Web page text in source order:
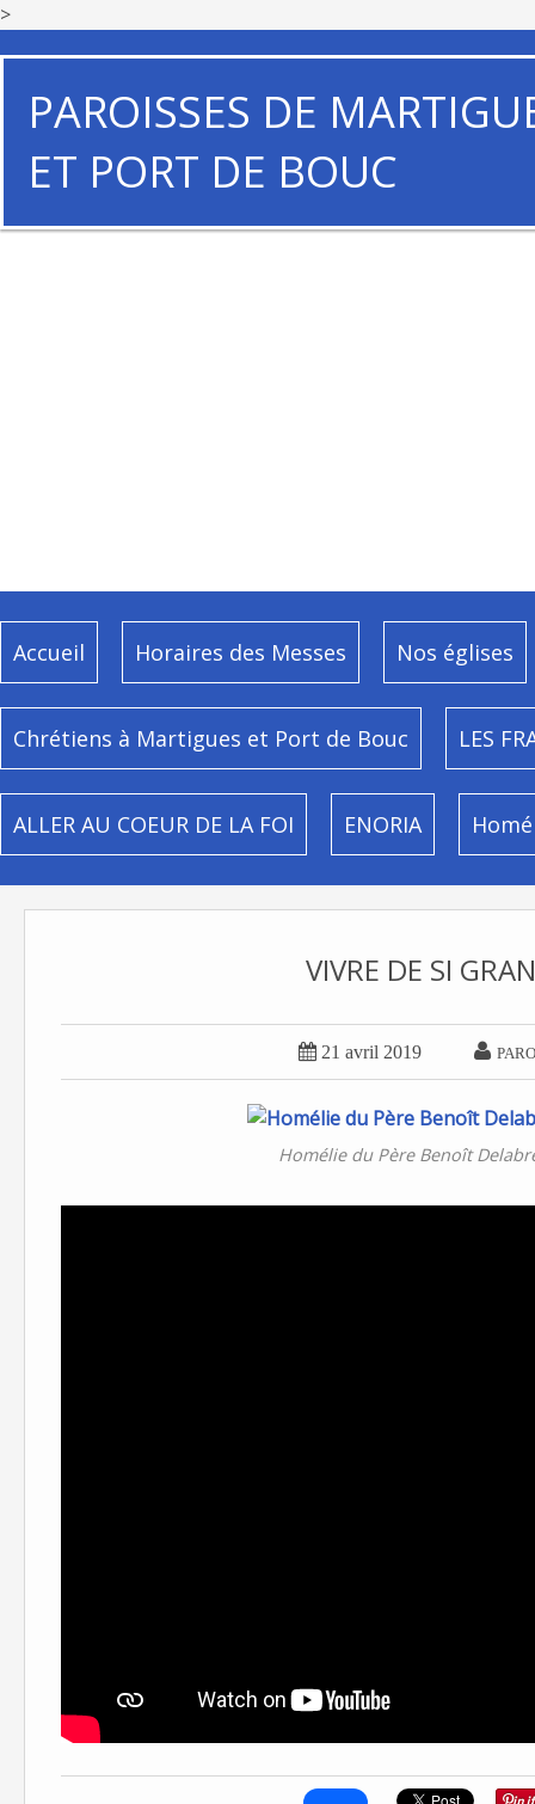
>
PAROISSES DE
ET PORT DE BOUC
Accueil Horaires des Messes Nos églises
Chrétiens à Martigues et Port de Bouc LES
ALLER AU COEUR DE LA FOI ENORIA
VIVRE DE SI
 21 avril 2019 
Homélie du Père Benoît